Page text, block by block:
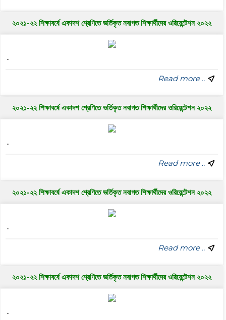
২০২১-২২ শিক্ষাবর্ষে একাদশ শ্রেণিতে ভর্তিকৃত নবাগত শিক্ষার্থীদের ওরিয়েন্টেশন ২০২২
..
Read more ..
২০২১-২২ শিক্ষাবর্ষে একাদশ শ্রেণিতে ভর্তিকৃত নবাগত শিক্ষার্থীদের ওরিয়েন্টেশন ২০২২
..
Read more ..
২০২১-২২ শিক্ষাবর্ষে একাদশ শ্রেণিতে ভর্তিকৃত নবাগত শিক্ষার্থীদের ওরিয়েন্টেশন ২০২২
..
Read more ..
২০২১-২২ শিক্ষাবর্ষে একাদশ শ্রেণিতে ভর্তিকৃত নবাগত শিক্ষার্থীদের ওরিয়েন্টেশন ২০২২
..